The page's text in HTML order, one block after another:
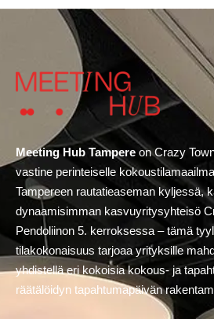
Meeting Hub Tampere onCrazy
vastine perinteiselle
Tampereen rautatieaseman kyljessä,
dynaamisimman kasvuyritysyhteisö
Pendoliinon 5. kerroksessa – tämä
tilakokonaisuus tarjoaa yrityksille
yhdistellä eri kokoisia kokous- ja
räätälöidyn tapahtumapäivän